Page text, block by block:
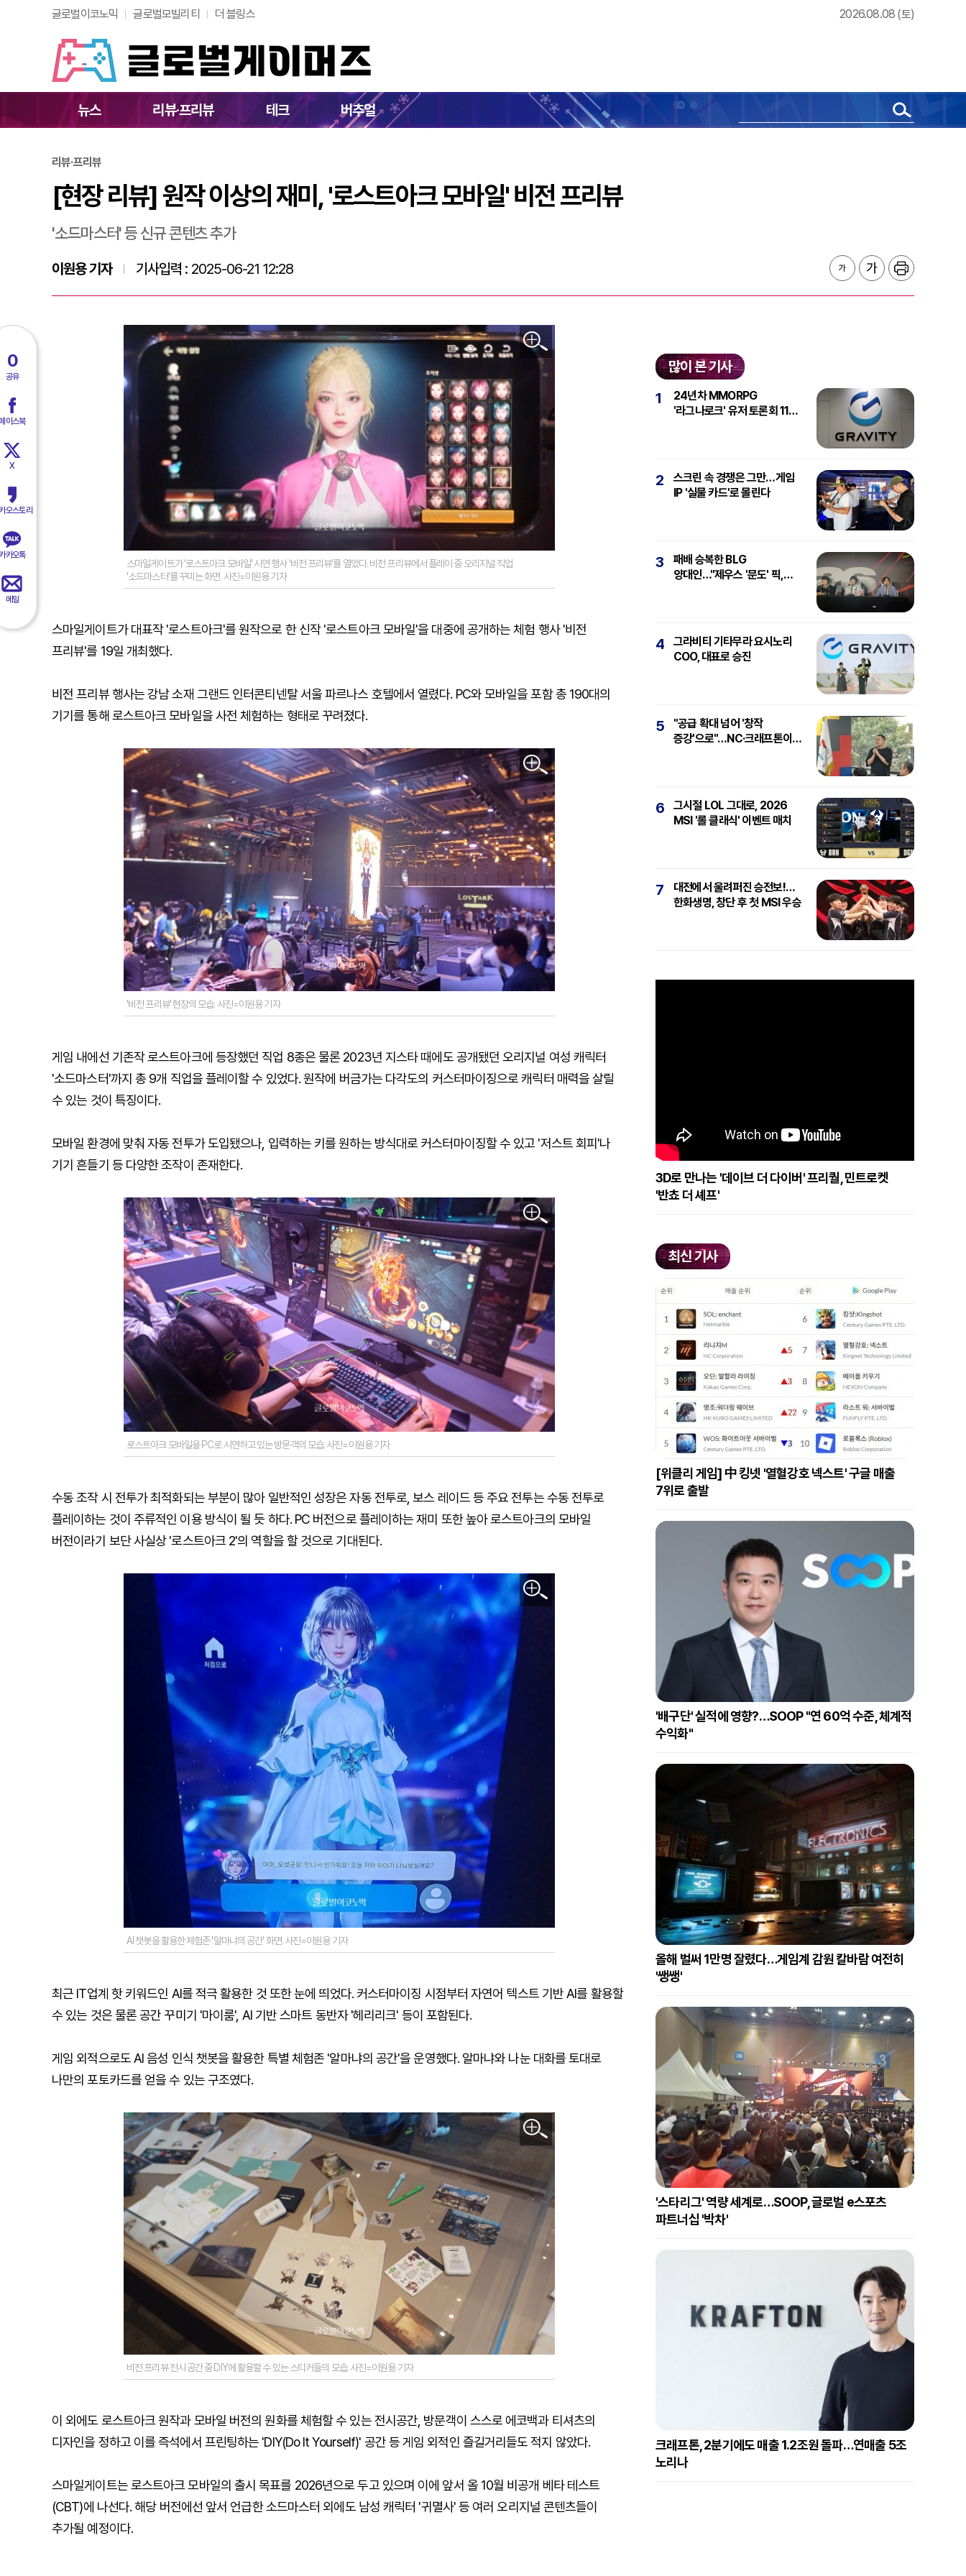
글로벌이코노믹 글로벌모빌리티 더 블링스 2026.08.08 (토)
뉴스 리뷰·프리뷰 테크 버추얼
[현장 리뷰] 원작 이상의 재미, '로스트아크 모바일' 비전 프리뷰
0
공유
이스북
X
오스토리
카오톡
메일
리뷰·프리뷰
[현장 리뷰] 원작 이상의 재미, '로스트아크 모바일' 비전 프리뷰
'소드마스터' 등 신규 콘텐츠 추가
이원용 기자 기사입력 : 2025-06-21 12:28
스마일게이트가 '로스트아크 모바일' 시연 행사 '비전 프리뷰'를 열었다. 비전 프리뷰에서 플레이 중 오리지널 직업
'소드마스터'를 꾸미는 화면. 사진=이원용 기자
스마일게이트가 대표작 '로스트아크'를 원작으로 한 신작 '로스트아크 모바일'을 대중에 공개하는 체험 행사 '비전
프리뷰'를 19일 개최했다.
비전 프리뷰 행사는 강남 소재 그랜드 인터콘티넨탈 서울 파르나스 호텔에서 열렸다. PC와 모바일을 포함 총 190대의
기기를 통해 로스트아크 모바일을 사전 체험하는 형태로 꾸려졌다.
'비전 프리뷰' 현장의 모습. 사진=이원용 기자
게임 내에선 기존작 로스트아크에 등장했던 직업 8종은 물론 2023년 지스타 때에도 공개됐던 오리지널 여성 캐릭터
'소드마스터'까지 총 9개 직업을 플레이할 수 있었다. 원작에 버금가는 다각도의 커스터마이징으로 캐릭터 매력을 살릴
수 있는 것이 특징이다.
모바일 환경에 맞춰 자동 전투가 도입됐으나, 입력하는 키를 원하는 방식대로 커스터마이징할 수 있고 '저스트 회피'나
기기 흔들기 등 다양한 조작이 존재한다.
로스트아크 모바일을 PC로 시연하고 있는 방문객의 모습. 사진=이원용 기자
수동 조작 시 전투가 최적화되는 부분이 많아 일반적인 성장은 자동 전투로, 보스 레이드 등 주요 전투는 수동 전투로
플레이하는 것이 주류적인 이용 방식이 될 듯 하다. PC 버전으로 플레이하는 재미 또한 높아 로스트아크의 모바일
버전이라기 보단 사실상 '로스트아크 2'의 역할을 할 것으로 기대된다.
AI 챗봇을 활용한 체험존 '알마냐의 공간' 화면. 사진=이원용 기자
최근 IT업계 핫 키워드인 AI를 적극 활용한 것 또한 눈에 띄었다. 커스터마이징 시점부터 자연어 텍스트 기반 AI를 활용할
수 있는 것은 물론 공간 꾸미기 '마이룸', AI 기반 스마트 동반자 '헤리리크' 등이 포함된다.
게임 외적으로도 AI 음성 인식 챗봇을 활용한 특별 체험존 '알마냐의 공간'을 운영했다. 알마냐와 나눈 대화를 토대로
나만의 포토카드를 얻을 수 있는 구조였다.
비전 프리뷰 전시 공간 중 DIY에 활용할 수 있는 스티커들의 모습. 사진=이원용 기자
이 외에도 로스트아크 원작과 모바일 버전의 원화를 체험할 수 있는 전시공간, 방문객이 스스로 에코백과 티셔츠의
디자인을 정하고 이를 즉석에서 프린팅하는 'DIY(Do It Yourself)' 공간 등 게임 외적인 즐길거리들도 적지 않았다.
스마일게이트는 로스트아크 모바일의 출시 목표를 2026년으로 두고 있으며 이에 앞서 올 10월 비공개 베타 테스트
(CBT)에 나선다. 해당 버전에선 앞서 언급한 소드마스터 외에도 남성 캐릭터 '귀멸사' 등 여러 오리지널 콘텐츠들이
추가될 예정이다.
많이 본 기사
1
24년차 MMORPG
'라그나로크' 유저 토론회 11일
2
스크린 속 경쟁은 그만…게임
IP '실물 카드'로 몰린다
3
패배 승복한 BLG
양대인…"제우스 '문도' 픽,
4
그라비티 기타무라 요시노리
COO, 대표로 승진
5
"공급 확대 넘어 '창작
증강'으로"…NC·크래프톤이
6
그시절 LOL 그대로, 2026
MSI '롤 클래식' 이벤트 매치
7
대전에서 울려퍼진 승전보!…
한화생명, 창단 후 첫 MSI 우승
3D로 만나는 '데이브 더 다이버' 프리퀄, 민트로켓
'반쵸 더 셰프'
최신 기사
[위클리 게임] 中 킹넷 '열혈강호 넥스트' 구글 매출
7위로 출발
'배구단' 실적에 영향?…SOOP "연 60억 수준, 체계적
수익화"
올해 벌써 1만명 잘렸다…게임계 감원 칼바람 여전히
'쌩쌩'
'스타리그' 역량 세계로…SOOP, 글로벌 e스포츠
파트너십 '박차'
크래프톤, 2분기에도 매출 1.2조원 돌파…연매출 5조
노리나